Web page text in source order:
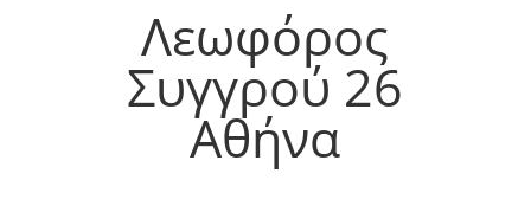
Λεωφόρος
Συγγρού 26
Αθήνα